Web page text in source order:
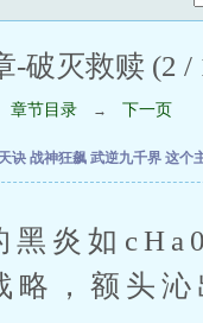
-破灭救赎 (2 /
章节目录 → 下一页
诀 战神狂飙 武逆九千界 这个
如cHa0
，额头沁